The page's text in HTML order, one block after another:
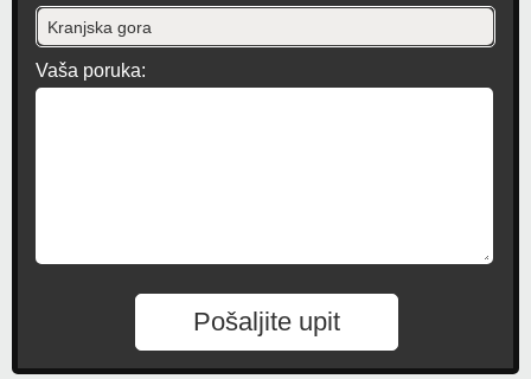
Vaša poruka:
Pošaljite upit